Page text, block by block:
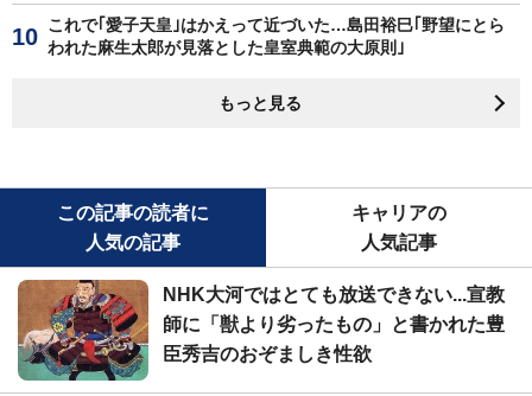
これで｢愛子天皇｣はかえって近づいた…島田裕巳｢野望にとら
われた麻生太郎が見落とした皇室典範の大原則｣
もっと見る
この記事の読者に
人気の記事
キャリアの
人気記事
NHK大河ではとても放送できない...宣教
師に「獣より劣ったもの」と書かれた豊
臣秀吉のおぞましき性欲